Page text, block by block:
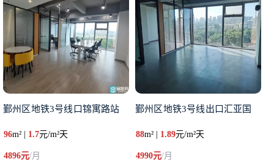
鄞州区地铁3号线口锦寓路站
96m² | 1.7元/m²天
4896元/月
鄞州区地铁3号线出口汇亚国
88m² | 1.89元/m²天
4990元/月